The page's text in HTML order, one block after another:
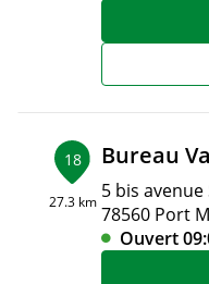
18
27.3 km
Bureau
5 bis
78560 Port
Ouvert